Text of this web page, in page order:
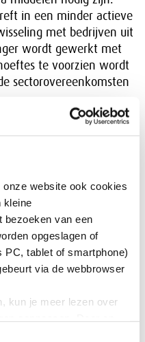
website ook cookies
kleine
bezoeken van een
opgeslagen of
PC, tablet of smartphone)
via de webbrowser
kun je meer lezen over
in een minder actieve
met bedrijven uit
wordt gewerkt met
te voorzien wordt
sectorovereenkomsten
bedrijfsleven actief
de lasten en
basis van een goede
hun tijd en middelen
is daarbij niet alleen
en andere
helpt ook bij alle
regels. Met andere
op orde is, ben je
op de toekomst. Met
bedrijven op een